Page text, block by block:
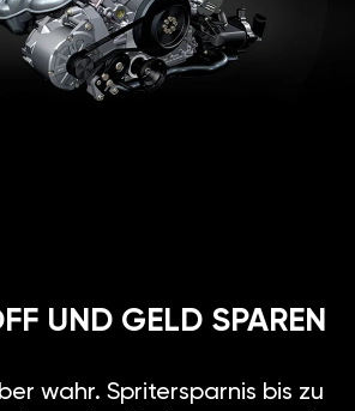
UND GELD SPAREN
wahr. Spritersparnis bis zu